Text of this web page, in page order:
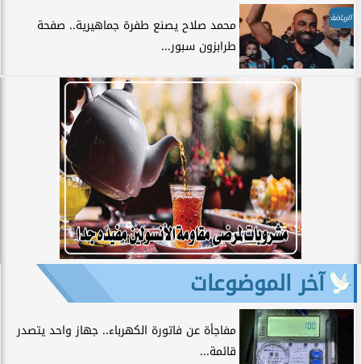
الرياضة
محمد صلاح يصنع طفرة جماهيرية.. صفحة
طرابزون سبور...
آخر الموضوعات
مفاجأة عن فاتورة الكهرباء.. جهاز واحد يتصدر
قائمة...